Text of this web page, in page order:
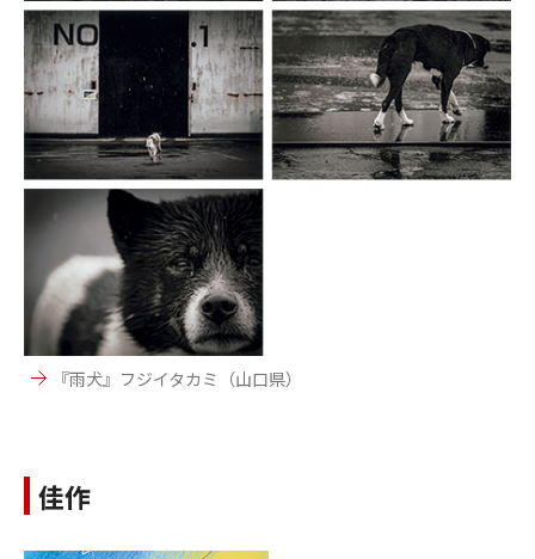
『雨犬』フジイタカミ（山口県）
佳作